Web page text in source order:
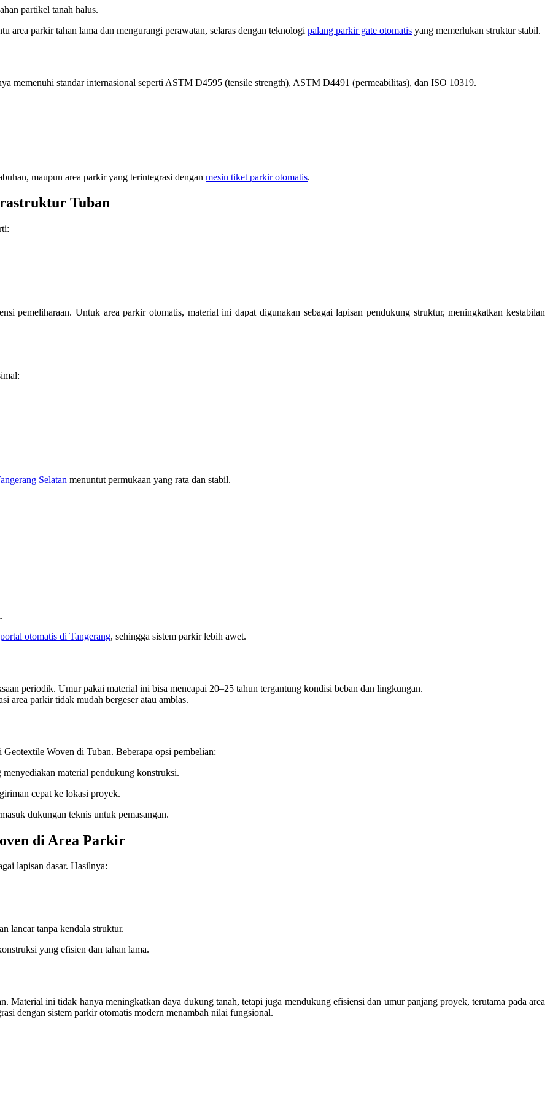
partikel tanah halus.
area parkir tahan lama dan mengurangi perawatan, selaras dengan teknologi palang parkir gate otomatis yang memerlukan struktur stabil.
memenuhi standar internasional seperti ASTM D4595 (tensile strength), ASTM D4491 (permeabilitas), dan ISO 10319.
maupun area parkir yang terintegrasi dengan mesin tiket parkir otomatis.
Tuban
pemeliharaan. Untuk area parkir otomatis, material ini dapat digunakan sebagai lapisan pendukung struktur, meningkatkan kestabilan
Selatan menuntut permukaan yang rata dan stabil.
portal otomatis di Tangerang, sehingga sistem parkir lebih awet.
periodik. Umur pakai material ini bisa mencapai 20–25 tahun tergantung kondisi beban dan lingkungan.
area parkir tidak mudah bergeser atau amblas.
Woven di Tuban. Beberapa opsi pembelian:
material pendukung konstruksi.
cepat ke lokasi proyek.
dukungan teknis untuk pemasangan.
di Area Parkir
lapisan dasar. Hasilnya:
lancar tanpa kendala struktur.
yang efisien dan tahan lama.
Material ini tidak hanya meningkatkan daya dukung tanah, tetapi juga mendukung efisiensi dan umur panjang proyek, terutama pada area
dengan sistem parkir otomatis modern menambah nilai fungsional.